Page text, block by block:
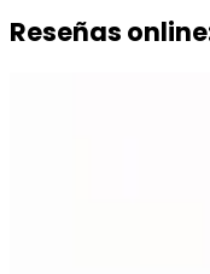
Reseñas